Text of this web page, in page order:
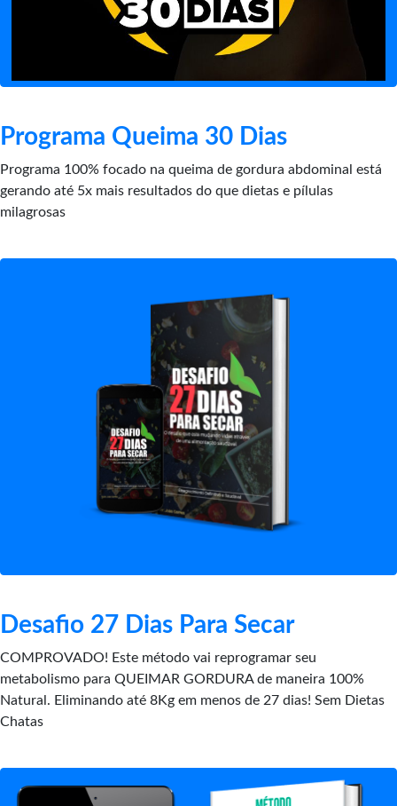
Programa Queima 30 Dias
Programa 100% focado na queima de gordura abdominal está
gerando até 5x mais resultados do que dietas e pílulas
milagrosas
Desafio 27 Dias Para Secar
COMPROVADO! Este método vai reprogramar seu
metabolismo para QUEIMAR GORDURA de maneira 100%
Natural. Eliminando até 8Kg em menos de 27 dias! Sem Dietas
Chatas